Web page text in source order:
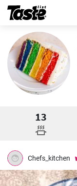
13
Chefs_kitchen